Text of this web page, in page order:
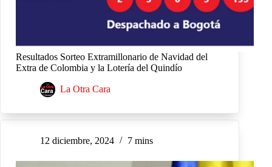
Resultados Sorteo Extramillonario de Navidad del
Extra de Colombia y la Lotería del Quindío
La Otra Cara
12 diciembre, 2024 7 mins